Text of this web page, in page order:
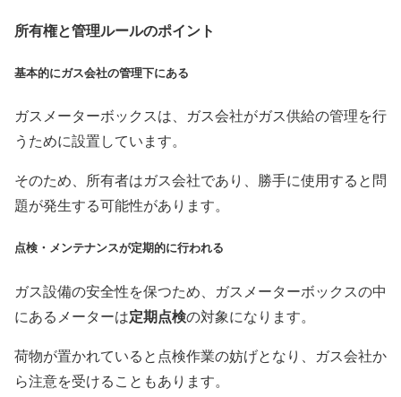
所有権と管理ルールのポイント
基本的にガス会社の管理下にある
ガスメーターボックスは、ガス会社がガス供給の管理を行
うために設置しています。
そのため、所有者はガス会社であり、勝手に使用すると問
題が発生する可能性があります。
点検・メンテナンスが定期的に行われる
ガス設備の安全性を保つため、ガスメーターボックスの中
にあるメーターは定期点検の対象になります。
荷物が置かれていると点検作業の妨げとなり、ガス会社か
ら注意を受けることもあります。